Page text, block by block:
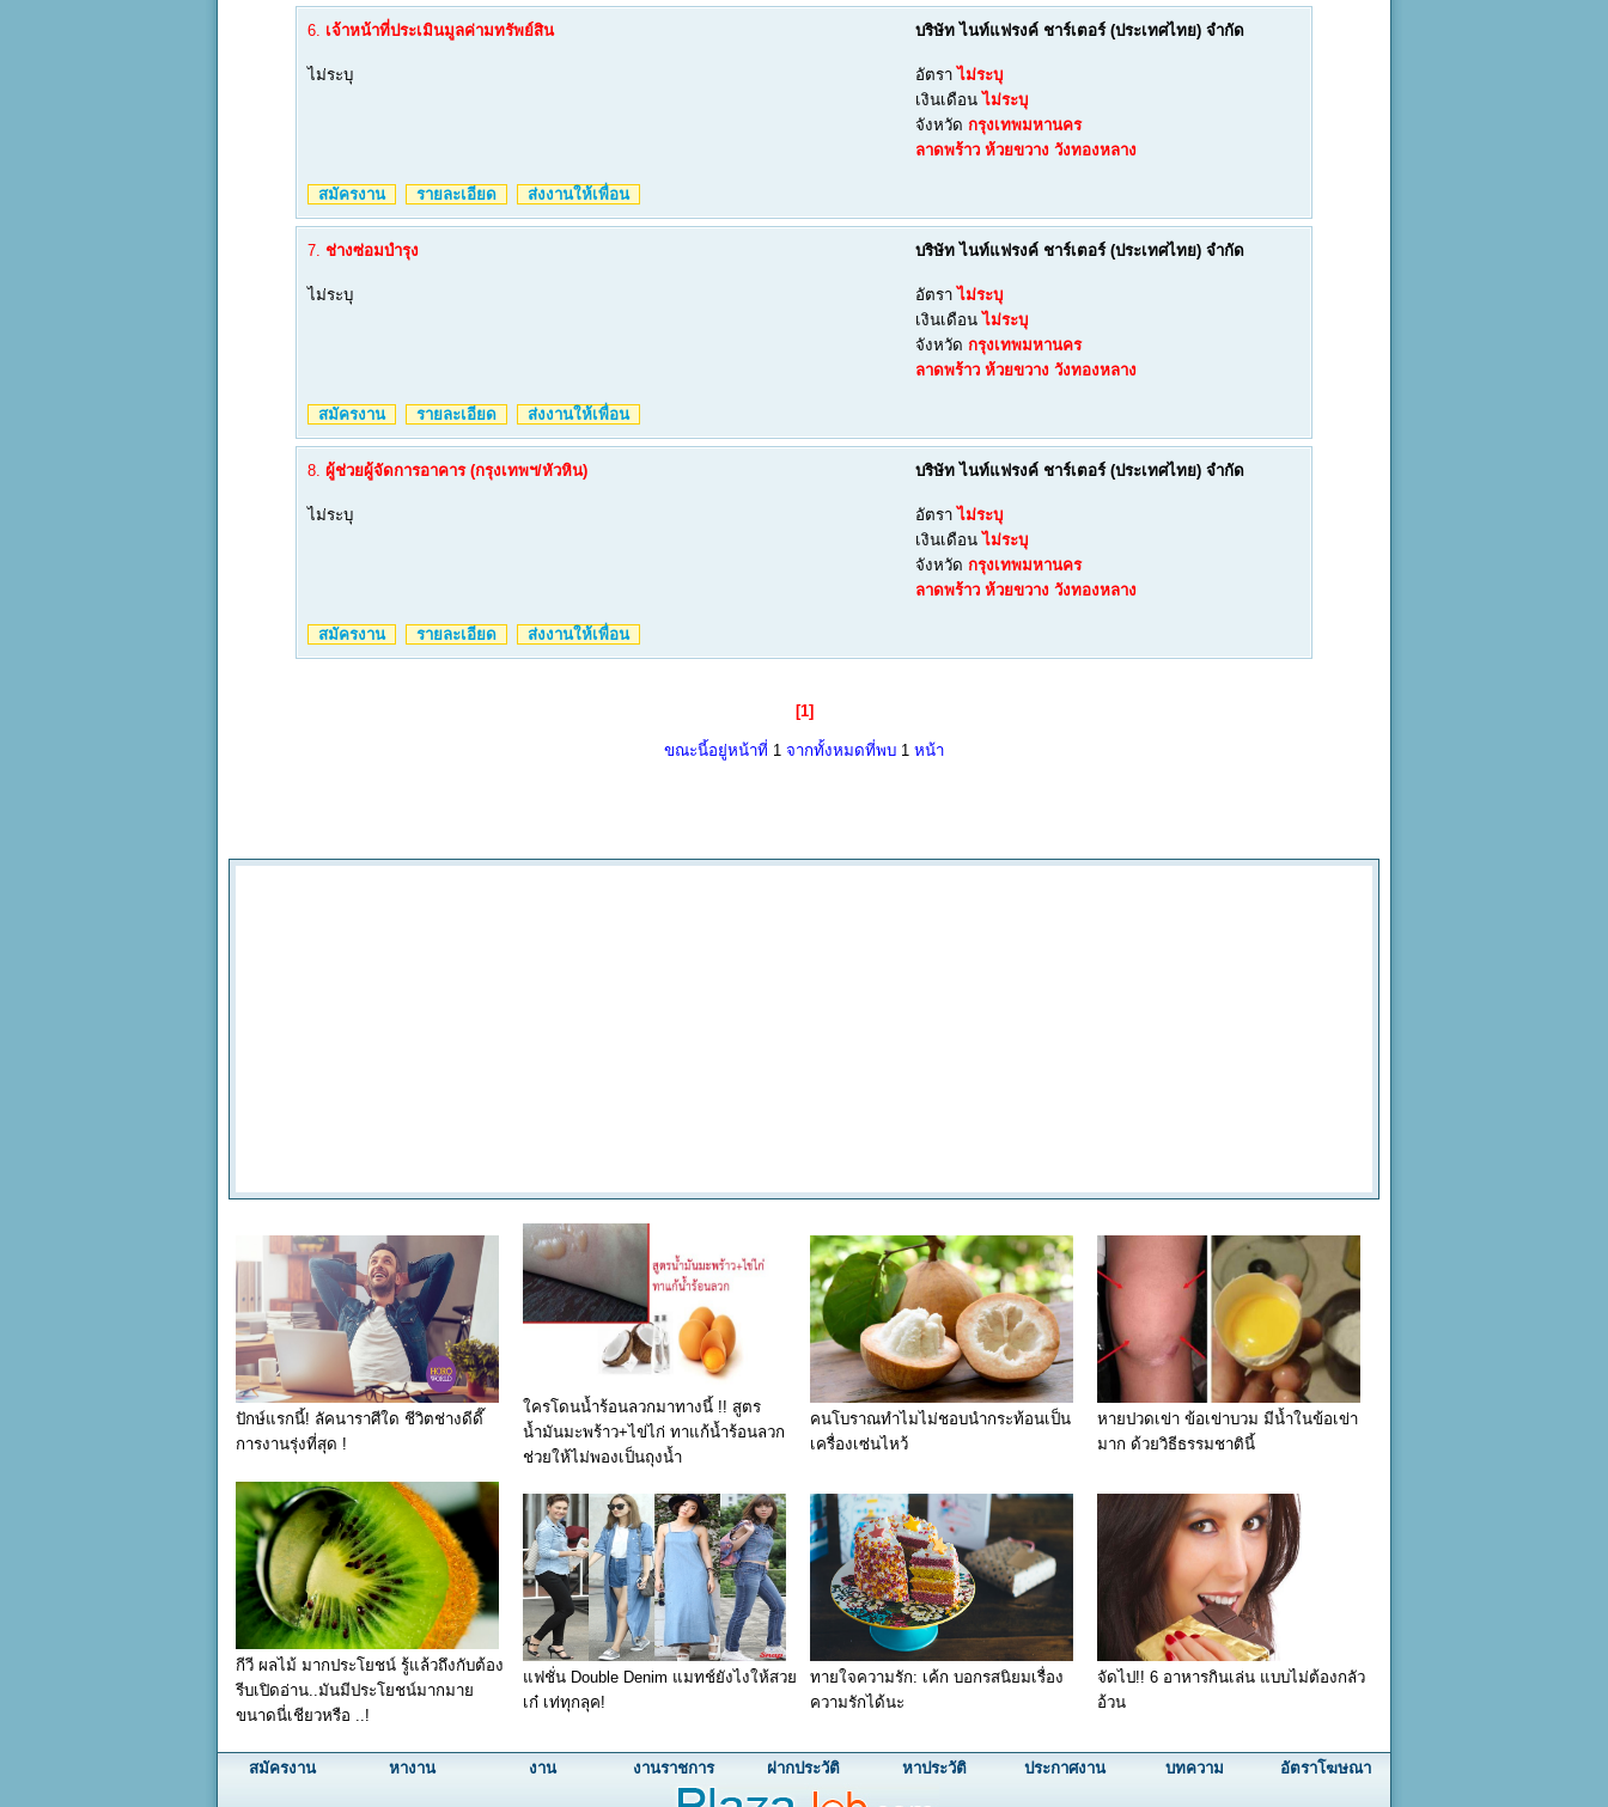
6. เจ้าหน้าที่ประเมินมูลค่ามทรัพย์สิน บริษัท ไนท์แฟรงค์ ชาร์เตอร์ (ประเทศไทย) จำกัด
ไม่ระบุ อัตรา ไม่ระบุ
เงินเดือน ไม่ระบุ
จังหวัด กรุงเทพมหานคร
ลาดพร้าว ห้วยขวาง วังทองหลาง
สมัครงาน รายละเอียด ส่งงานให้เพื่อน
7. ช่างซ่อมบำรุง บริษัท ไนท์แฟรงค์ ชาร์เตอร์ (ประเทศไทย) จำกัด
ไม่ระบุ อัตรา ไม่ระบุ
เงินเดือน ไม่ระบุ
จังหวัด กรุงเทพมหานคร
ลาดพร้าว ห้วยขวาง วังทองหลาง
สมัครงาน รายละเอียด ส่งงานให้เพื่อน
8. ผู้ช่วยผู้จัดการอาคาร (กรุงเทพฯ/หัวหิน) บริษัท ไนท์แฟรงค์ ชาร์เตอร์ (ประเทศไทย) จำกัด
ไม่ระบุ อัตรา ไม่ระบุ
เงินเดือน ไม่ระบุ
จังหวัด กรุงเทพมหานคร
ลาดพร้าว ห้วยขวาง วังทองหลาง
สมัครงาน รายละเอียด ส่งงานให้เพื่อน
[1]
ขณะนี้อยู่หน้าที่ 1 จากทั้งหมดที่พบ 1 หน้า
ปักษ์แรกนี้! ลัคนาราศีใด ชีวิตช่างดีดี๊
การงานรุ่งที่สุด !
ใครโดนน้ำร้อนลวกมาทางนี้ !! สูตร
น้ำมันมะพร้าว+ไข่ไก่ ทาแก้น้ำร้อนลวก
ช่วยให้ไม่พองเป็นถุงน้ำ
คนโบราณทำไมไม่ชอบนำกระท้อนเป็น
เครื่องเซ่นไหว้
หายปวดเข่า ข้อเข่าบวม มีน้ำในข้อเข่า
มาก ด้วยวิธีธรรมชาตินี้
กีวี ผลไม้ มากประโยชน์ รู้แล้วถึงกับต้อง
รีบเปิดอ่าน..มันมีประโยชน์มากมาย
ขนาดนี่เชียวหรือ ..!
แฟชั่น Double Denim แมทช์ยังไงให้สวย
เก๋ เท่ทุกลุค!
ทายใจความรัก: เค้ก บอกรสนิยมเรื่อง
ความรักได้นะ
จัดไป!! 6 อาหารกินเล่น แบบไม่ต้องกลัว
อ้วน
สมัครงาน หางาน งาน งานราชการ ฝากประวัติ หาประวัติ ประกาศงาน บทความ อัตราโฆษณา